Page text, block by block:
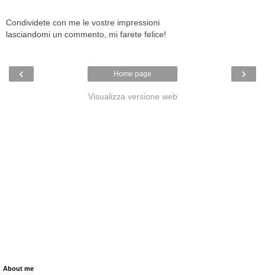
Condividete con me le vostre impressioni
lasciandomi un commento, mi farete felice!
‹ ›
Home page
Visualizza versione web
About me